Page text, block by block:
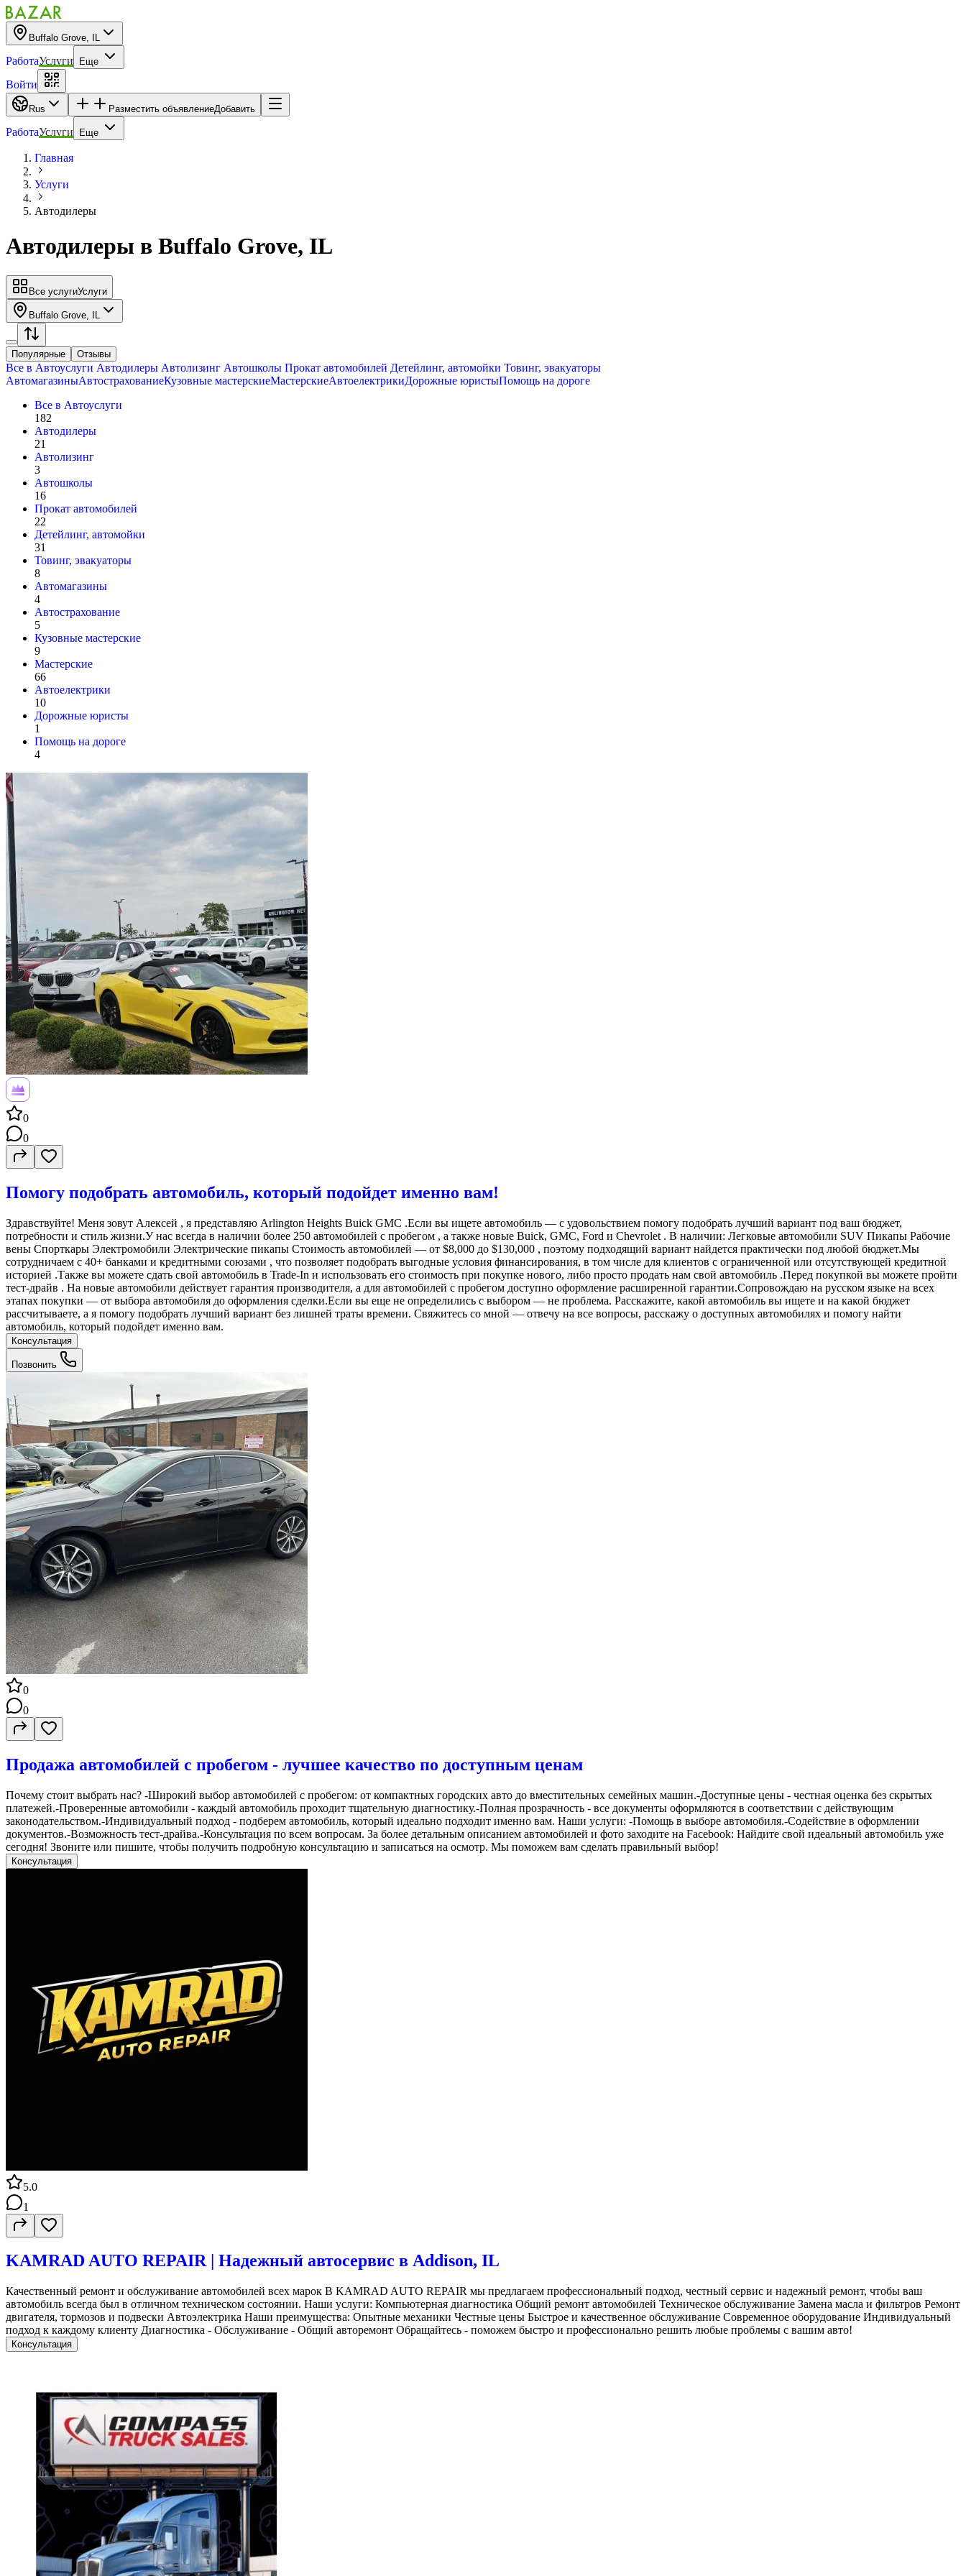
Buffalo Grove, IL
РаботаУслуги Еще
Войти
Rus Разместить объявлениеДобавить
РаботаУслуги Еще
Главная
Услуги
Автодилеры
Автодилеры в Buffalo Grove, IL
Все услугиУслуги
Buffalo Grove, IL
Популярные Отзывы
Все в Автоуслуги Автодилеры Автолизинг Автошколы Прокат автомобилей Детейлинг, автомойки Товинг, эвакуаторы
АвтомагазиныАвтострахованиеКузовные мастерскиеМастерскиеАвтоелектрикиДорожные юристыПомощь на дороге
Все в Автоуслуги
182
Автодилеры
21
Автолизинг
3
Автошколы
16
Прокат автомобилей
22
Детейлинг, автомойки
31
Товинг, эвакуаторы
8
Автомагазины
4
Автострахование
5
Кузовные мастерские
9
Мастерские
66
Автоелектрики
10
Дорожные юристы
1
Помощь на дороге
4
0
0
Помогу подобрать автомобиль, который подойдет именно вам!
Здравствуйте! Меня зовут Алексей , я представляю Arlington Heights Buick GMC .Если вы ищете автомобиль — с удовольствием помогу подобрать лучший вариант под ваш бюджет,
потребности и стиль жизни.У нас всегда в наличии более 250 автомобилей с пробегом , а также новые Buick, GMC, Ford и Chevrolet . В наличии: Легковые автомобили SUV Пикапы Рабочие
вены Спорткары Электромобили Электрические пикапы Стоимость автомобилей — от $8,000 до $130,000 , поэтому подходящий вариант найдется практически под любой бюджет.Мы
сотрудничаем с 40+ банками и кредитными союзами , что позволяет подобрать выгодные условия финансирования, в том числе для клиентов с ограниченной или отсутствующей кредитной
историей .Также вы можете сдать свой автомобиль в Trade-In и использовать его стоимость при покупке нового, либо просто продать нам свой автомобиль .Перед покупкой вы можете пройти
тест-драйв . На новые автомобили действует гарантия производителя, а для автомобилей с пробегом доступно оформление расширенной гарантии.Сопровождаю на русском языке на всех
этапах покупки — от выбора автомобиля до оформления сделки.Если вы еще не определились с выбором — не проблема. Расскажите, какой автомобиль вы ищете и на какой бюджет
рассчитываете, а я помогу подобрать лучший вариант без лишней траты времени. Свяжитесь со мной — отвечу на все вопросы, расскажу о доступных автомобилях и помогу найти
автомобиль, который подойдет именно вам.
Консультация
Позвонить
0
0
Продажа автомобилей с пробегом - лучшее качество по доступным ценам
Почему стоит выбрать нас? -Широкий выбор автомобилей с пробегом: от компактных городских авто до вместительных семейных машин.-Доступные цены - честная оценка без скрытых
платежей.-Проверенные автомобили - каждый автомобиль проходит тщательную диагностику.-Полная прозрачность - все документы оформляются в соответствии с действующим
законодательством.-Индивидуальный подход - подберем автомобиль, который идеально подходит именно вам. Наши услуги: -Помощь в выборе автомобиля.-Содействие в оформлении
документов.-Возможность тест-драйва.-Консультация по всем вопросам. За более детальным описанием автомобилей и фото заходите на Facebook: Найдите свой идеальный автомобиль уже
сегодня! Звоните или пишите, чтобы получить подробную консультацию и записаться на осмотр. Мы поможем вам сделать правильный выбор!
Консультация
5.0
1
KAMRAD AUTO REPAIR | Надежный автосервис в Addison, IL
Качественный ремонт и обслуживание автомобилей всех марок В KAMRAD AUTO REPAIR мы предлагаем профессиональный подход, честный сервис и надежный ремонт, чтобы ваш
автомобиль всегда был в отличном техническом состоянии. Наши услуги: Компьютерная диагностика Общий ремонт автомобилей Техническое обслуживание Замена масла и фильтров Ремонт
двигателя, тормозов и подвески Автоэлектрика Наши преимущества: Опытные механики Честные цены Быстрое и качественное обслуживание Современное оборудование Индивидуальный
подход к каждому клиенту Диагностика - Обслуживание - Общий авторемонт Обращайтесь - поможем быстро и профессионально решить любые проблемы с вашим авто!
Консультация